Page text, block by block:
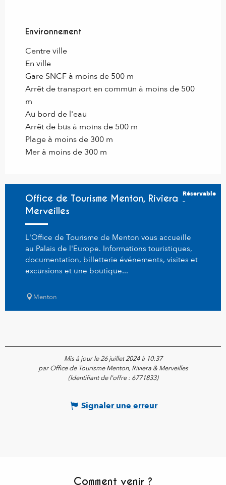
Environnement
Environnement
Centre ville
En ville
Gare SNCF à moins de 500 m
Arrêt de transport en commun à moins de 500
m
Au bord de l'eau
Arrêt de bus à moins de 500 m
Plage à moins de 300 m
Mer à moins de 300 m
Office de Tourisme Menton, Riviera &
Merveilles
L'Office de Tourisme de Menton vous accueille
au Palais de l'Europe. Informations touristiques,
documentation, billetterie événements, visites et
excursions et une boutique...
Menton
Réservable
Mis à jour le 26 juillet 2024 à 10:37
par Office de Tourisme Menton, Riviera & Merveilles
(Identifiant de l'offre : 6771833)
Signaler une erreur
Comment venir ?